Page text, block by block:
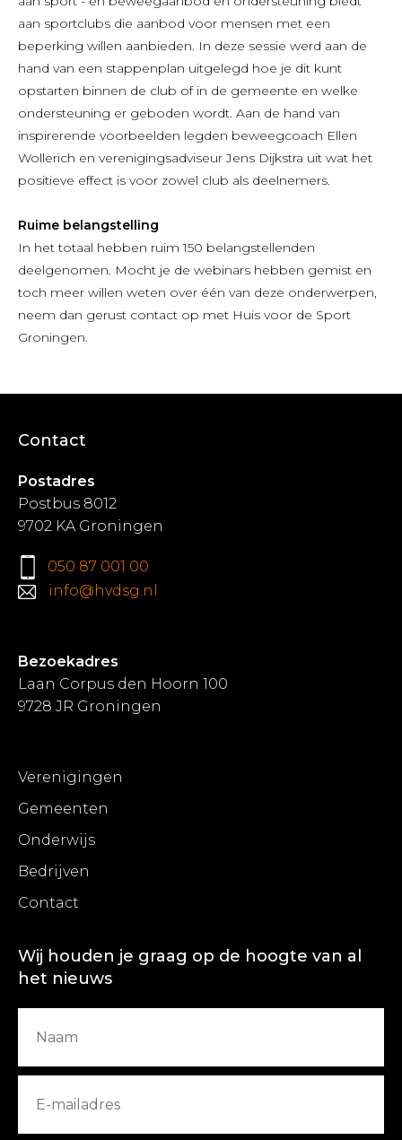
aan sportclubs die aanbod voor mensen met een
beperking willen aanbieden. In deze sessie werd aan de
hand van een stappenplan uitgelegd hoe je dit kunt
opstarten binnen de club of in de gemeente en welke
ondersteuning er geboden wordt. Aan de hand van
inspirerende voorbeelden legden beweegcoach Ellen
Wollerich en verenigingsadviseur Jens Dijkstra uit wat het
positieve effect is voor zowel club als deelnemers.
Ruime belangstelling
In het totaal hebben ruim 150 belangstellenden
deelgenomen. Mocht je de webinars hebben gemist en
toch meer willen weten over één van deze onderwerpen,
neem dan gerust contact op met Huis voor de Sport
Groningen.
Contact
Postadres
Postbus 8012
9702 KA Groningen
050 87 001 00
info@hvdsg.nl
Bezoekadres
Laan Corpus den Hoorn 100
9728 JR Groningen
Verenigingen
Gemeenten
Onderwijs
Bedrijven
Contact
Wij houden je graag op de hoogte van al
het nieuws